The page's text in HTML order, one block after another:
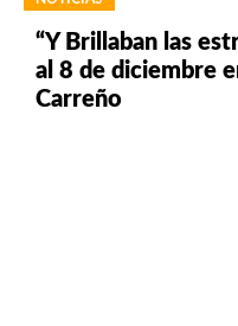
“Y Brillaban las
al 8 de diciembre
Carreño